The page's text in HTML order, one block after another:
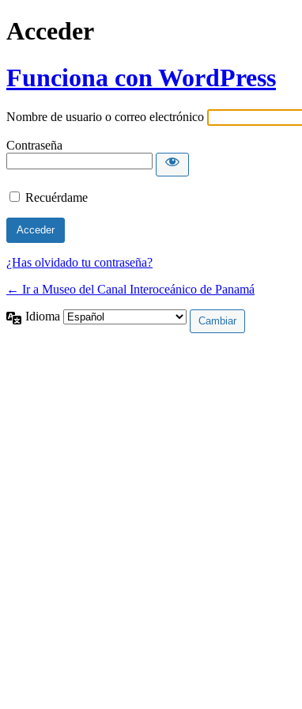
Acceder
Funciona con WordPress
Nombre de usuario o correo electrónico
Contraseña
Recuérdame
¿Has olvidado tu contraseña?
← Ir a Museo del Canal Interoceánico de Panamá
Idioma